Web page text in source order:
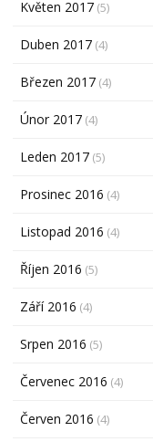
Květen 2017 (5)
Duben 2017 (4)
Březen 2017 (4)
Únor 2017 (4)
Leden 2017 (5)
Prosinec 2016 (4)
Listopad 2016 (4)
Říjen 2016 (5)
Září 2016 (4)
Srpen 2016 (5)
Červenec 2016 (4)
Červen 2016 (4)